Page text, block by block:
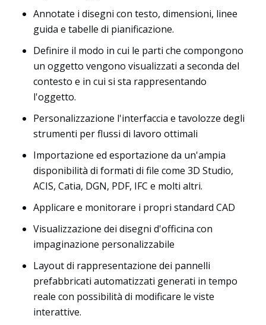
Annotate i disegni con testo, dimensioni, linee
guida e tabelle di pianificazione.
Definire il modo in cui le parti che compongono
un oggetto vengono visualizzati a seconda del
contesto e in cui si sta rappresentando
l'oggetto.
Personalizzazione l'interfaccia e tavolozze degli
strumenti per flussi di lavoro ottimali
Importazione ed esportazione da un'ampia
disponibilità di formati di file come 3D Studio,
ACIS, Catia, DGN, PDF, IFC e molti altri.
Applicare e monitorare i propri standard CAD
Visualizzazione dei disegni d'officina con
impaginazione personalizzabile
Layout di rappresentazione dei pannelli
prefabbricati automatizzati generati in tempo
reale con possibilità di modificare le viste
interattive.